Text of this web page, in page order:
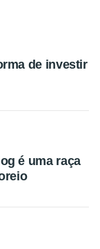
de investir
é uma raça